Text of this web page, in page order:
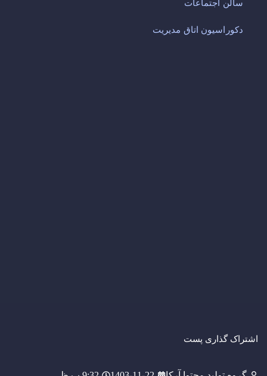
سالن اجتماعات
دکوراسیون اتاق مدیریت
اشتراک گذاری پست